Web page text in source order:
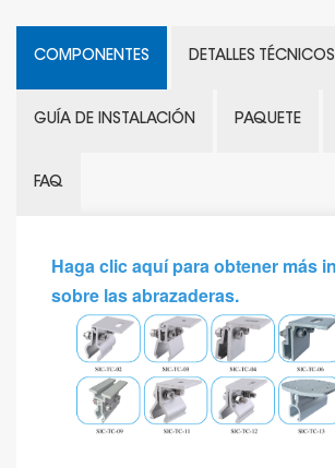
COMPONENTES DETALLES TÉCNICOS
GUÍA DE INSTALACIÓN PAQUETE
FAQ
Haga clic aquí para obtener más
sobre las abrazaderas.